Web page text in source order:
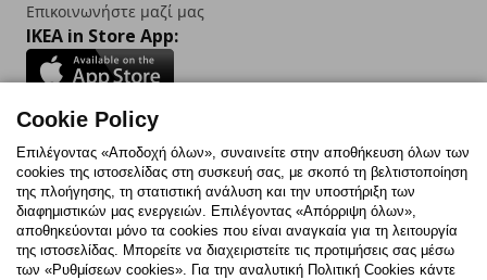
Επικοινωνήστε μαζί μας
IKEA in Store App:
Follow us:
FacebookInstagram
TikTokYoutubePinterestTwitter
Cookie Policy
Επιλέγοντας «Αποδοχή όλων», συναινείτε στην αποθήκευση όλων των
cookies της ιστοσελίδας στη συσκευή σας, με σκοπό τη βελτιστοποίηση
της πλοήγησης, τη στατιστική ανάλυση και την υποστήριξη των
διαφημιστικών μας ενεργειών. Επιλέγοντας «Απόρριψη όλων»,
αποθηκεύονται μόνο τα cookies που είναι αναγκαία για τη λειτουργία
της ιστοσελίδας. Μπορείτε να διαχειριστείτε τις προτιμήσεις σας μέσω
των «Ρυθμίσεων cookies». Για την αναλυτική Πολιτική Cookies κάντε